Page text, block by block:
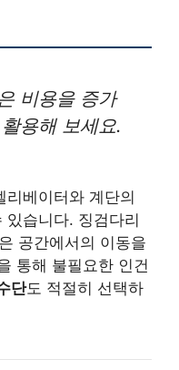
비용을 증가
용해 보세요.
리베이터와 계단의
습니다. 징검다리
공간에서의 이동을
통해 불필요한 인건
단도 적절히 선택하